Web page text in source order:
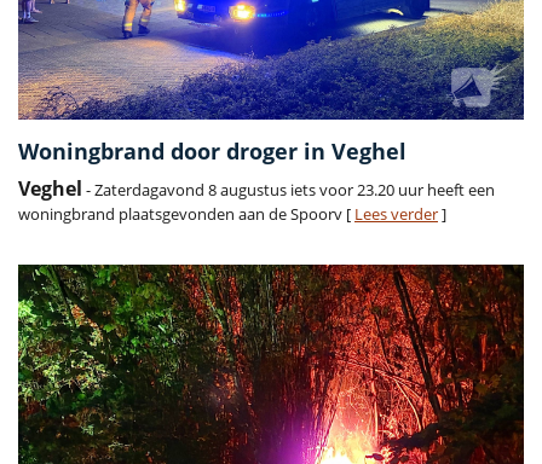
Woningbrand door droger in Veghel
Veghel - Zaterdagavond 8 augustus iets voor 23.20 uur heeft een
woningbrand plaatsgevonden aan de Spoorv [ Lees verder]